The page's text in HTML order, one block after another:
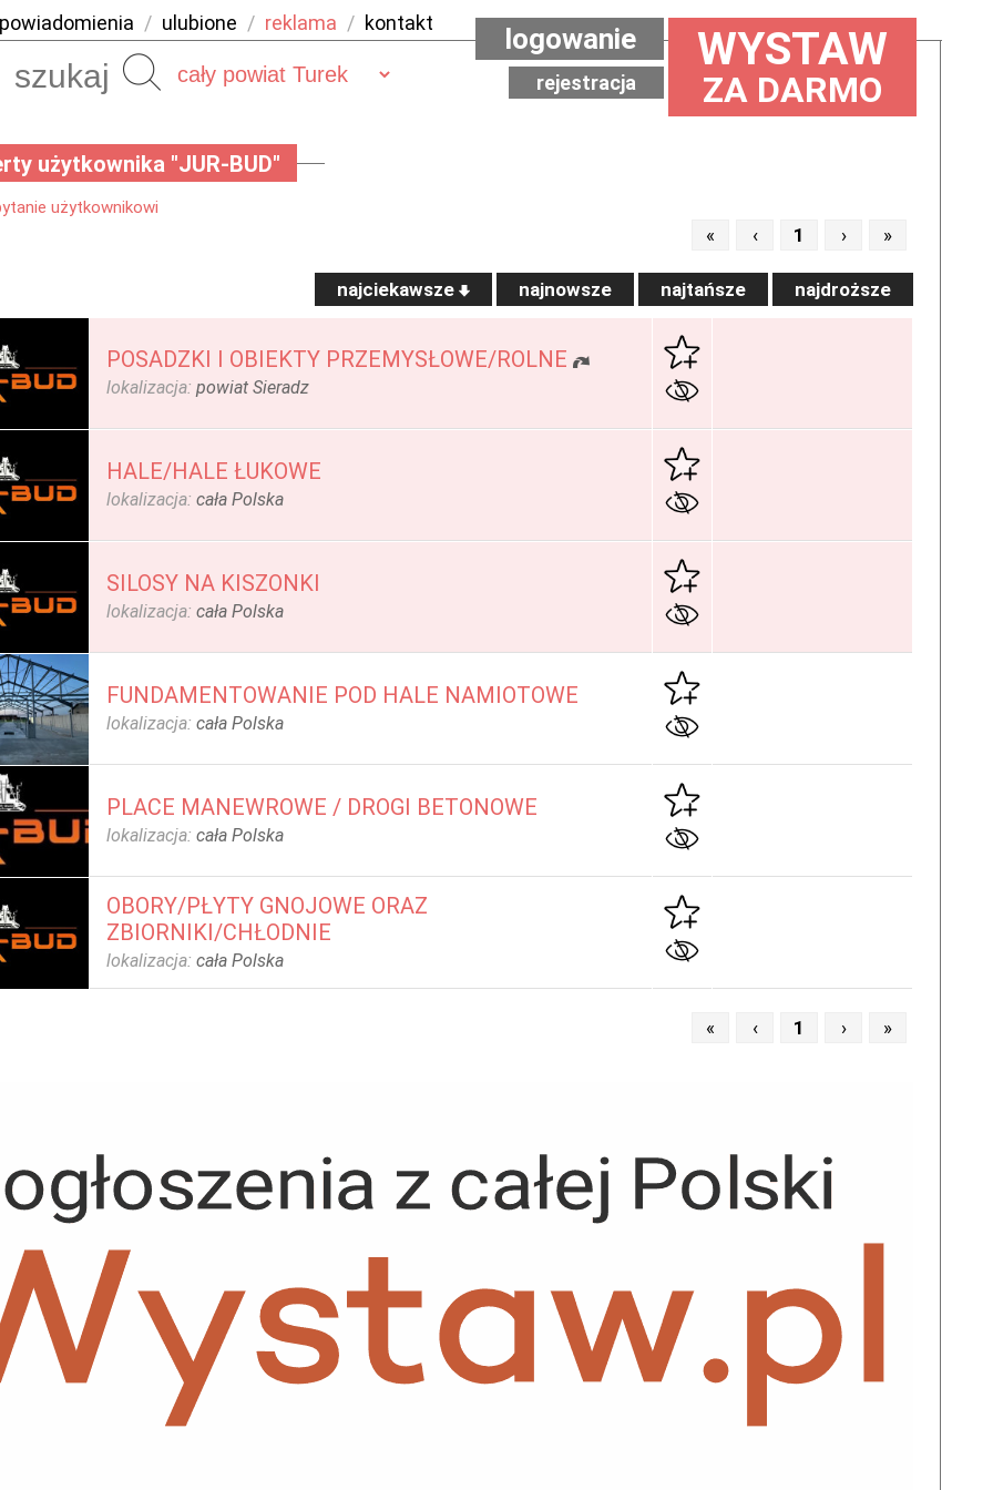
powiadomienia / ulubione / reklama / kontakt
Szukaj WYSTAW
ZA DARMO
logowanie
rejestracja
użytkownika "JUR-BUD"
użytkownikowi
« ‹ 1 › »
najciekawsze najnowsze najtańsze najdroższe
POSADZKI I OBIEKTY PRZEMYSŁOWE/ROLNE
lokalizacja: powiat Sieradz
HALE/HALE ŁUKOWE
lokalizacja: cała Polska
SILOSY NA KISZONKI
lokalizacja: cała Polska
FUNDAMENTOWANIE POD HALE NAMIOTOWE
lokalizacja: cała Polska
PLACE MANEWROWE / DROGI BETONOWE
lokalizacja: cała Polska
OBORY/PŁYTY GNOJOWE ORAZ
ZBIORNIKI/CHŁODNIE
lokalizacja: cała Polska
« ‹ 1 › »